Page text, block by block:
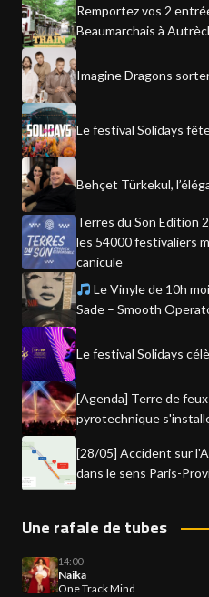
Remportez vos 2
Beaumarchais à
Imagine Dragons
Le festival Solidays
Behçet Türkekul,
Terres du Son Edition
les 54000 festivaliers
canicule
Le Vinyle de 10h
Sade – Smooth
Le festival Solidays
[Agenda] Terre de
pyrotechnique
[28/05] Accident sur
dans le sens Paris-
Une rafale de tubes
14:00
Naika
One Track Mind